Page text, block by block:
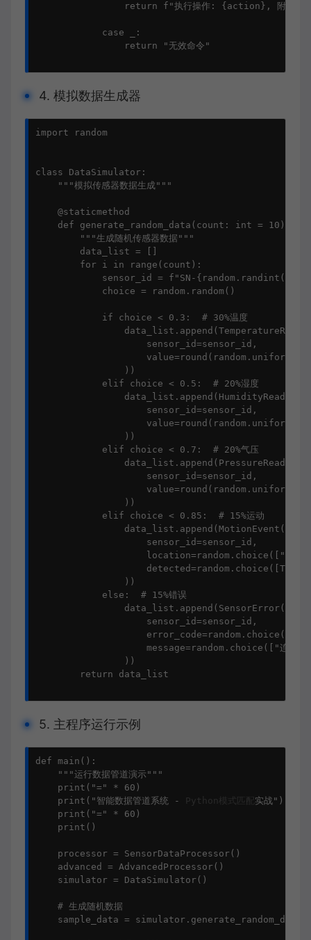
return f"执行操作: {action}, 附加参
            case _:
                return "无效命令"
4. 模拟数据生成器
import random
class DataSimulator:
    """模拟传感器数据生成"""
    @staticmethod
def generate_random_data(count: int = 10) ->
        """生成随机传感器数据"""
        data_list = []
        for i in range(count):
sensor_id = f"SN-{random.randint(100,
            choice = random.random()
            if choice < 0.3:  # 30%温度
                    sensor_id=sensor_id,
value=round(random.uniform(-
                ))
            elif choice < 0.5:  # 20%湿度
                data_list.append(HumidityReading(
                    sensor_id=sensor_id,
                ))
            elif choice < 0.7:  # 20%气压
                data_list.append(PressureReading(
                    sensor_id=sensor_id,
                ))
            elif choice < 0.85:  # 15%运动
                data_list.append(MotionEvent(
                    sensor_id=sensor_id,
location=random.choice(["入口
detected=random.choice([True,
                ))
            else:  # 15%错误
                data_list.append(SensorError(
                    sensor_id=sensor_id,
message=random.choice(["连接超
                ))
        return data_list
5. 主程序运行示例
def main():
    """运行数据管道演示"""
    print("=" * 60)
    print("智能数据管道系统 -
Python模式匹配 实战")
    print("=" * 60)
    print()
    processor = SensorDataProcessor()
    advanced = AdvancedProcessor()
    simulator = DataSimulator()
    # 生成随机数据
sample_data =